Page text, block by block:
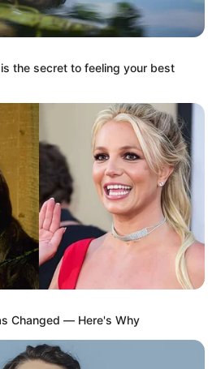
BOGOTÁ EN GOOGLE NEWS
YINA CALDERÓN
ALERTA
todas las noticias que le
Para estar bien informado, por
las notificaciones de Alerta.
the secret to feeling your best
Changed — Here's Why